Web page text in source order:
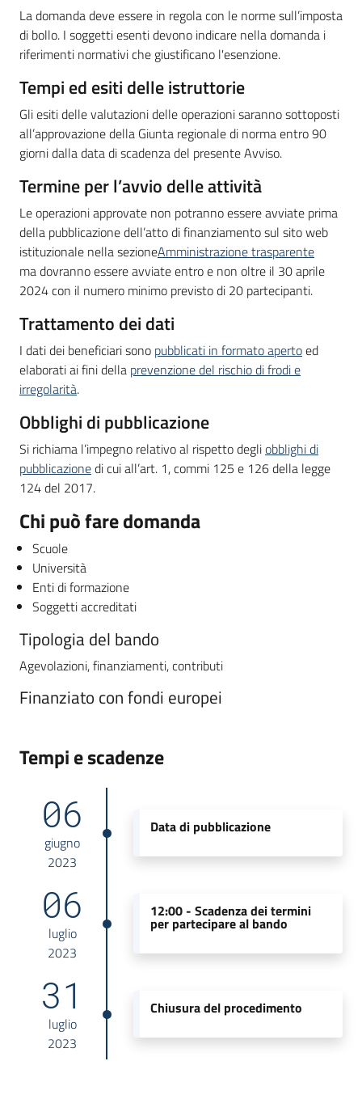
La domanda deve essere in regola con le norme sull’imposta
di bollo. I soggetti esenti devono indicare nella domanda i
riferimenti normativi che giustificano l'esenzione.
Tempi ed esiti delle istruttorie
Gli esiti delle valutazioni delle operazioni saranno sottoposti
all’approvazione della Giunta regionale di norma entro 90
giorni dalla data di scadenza del presente Avviso.
Termine per l’avvio delle attività
Le operazioni approvate non potranno essere avviate prima
della pubblicazione dell’atto di finanziamento sul sito web
istituzionale nella sezioneAmministrazione trasparente
ma dovranno essere avviate entro e non oltre il 30 aprile
2024 con il numero minimo previsto di 20 partecipanti.
Trattamento dei dati
I dati dei beneficiari sono pubblicati in formato apertoed
elaborati ai fini della prevenzione del rischio di frodi e
irregolarità.
Obblighi di pubblicazione
Si richiama l’impegno relativo al rispetto degliobblighi di
pubblicazionedi cui all’art. 1, commi 125 e 126 della legge
124 del 2017.
Chi può fare domanda
Scuole
Università
Enti di formazione
Soggetti accreditati
Tipologia del bando
Agevolazioni, finanziamenti, contributi
Finanziato con fondi europei
Tempi e scadenze
06
giugno
2023
Data di pubblicazione
06
luglio
2023
12:00 - Scadenza dei termini
per partecipare al bando
31
luglio
2023
Chiusura del procedimento